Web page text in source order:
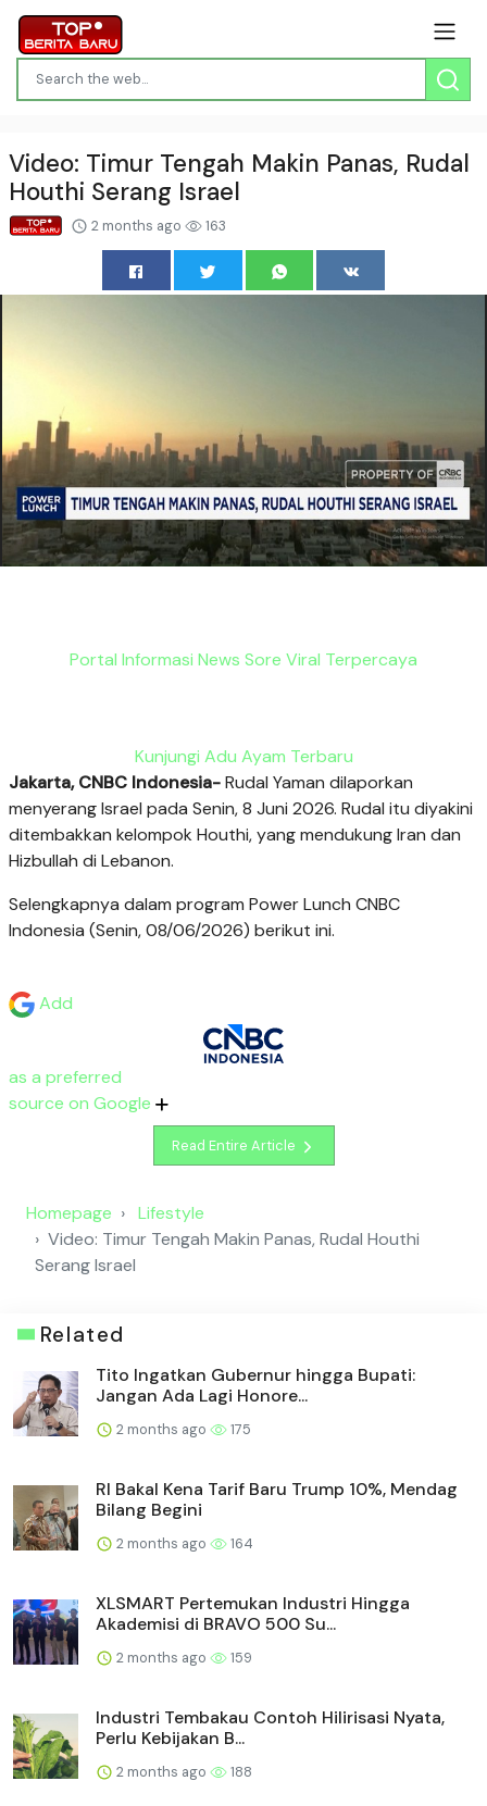
Video: Timur Tengah Makin Panas, Rudal
Houthi Serang Israel
2 months ago 163
Portal Informasi News Sore Viral Terpercaya
Kunjungi Adu Ayam Terbaru
Jakarta, CNBC Indonesia-Rudal Yaman dilaporkan
menyerang Israel pada Senin, 8 Juni 2026. Rudal itu diyakini
ditembakkan kelompok Houthi, yang mendukung Iran dan
Hizbullah di Lebanon.
Selengkapnya dalam program Power Lunch CNBC
Indonesia (Senin, 08/06/2026) berikut ini.
Add
as a preferred
source on Google
Read Entire Article
Homepage
Lifestyle
Video: Timur Tengah Makin Panas, Rudal Houthi
Serang Israel
Related
Tito Ingatkan Gubernur hingga Bupati:
Jangan Ada Lagi Honore...
2 months ago 175
RI Bakal Kena Tarif Baru Trump 10%, Mendag
Bilang Begini
2 months ago 164
XLSMART Pertemukan Industri Hingga
Akademisi di BRAVO 500 Su...
2 months ago 159
Industri Tembakau Contoh Hilirisasi Nyata,
Perlu Kebijakan B...
2 months ago 188